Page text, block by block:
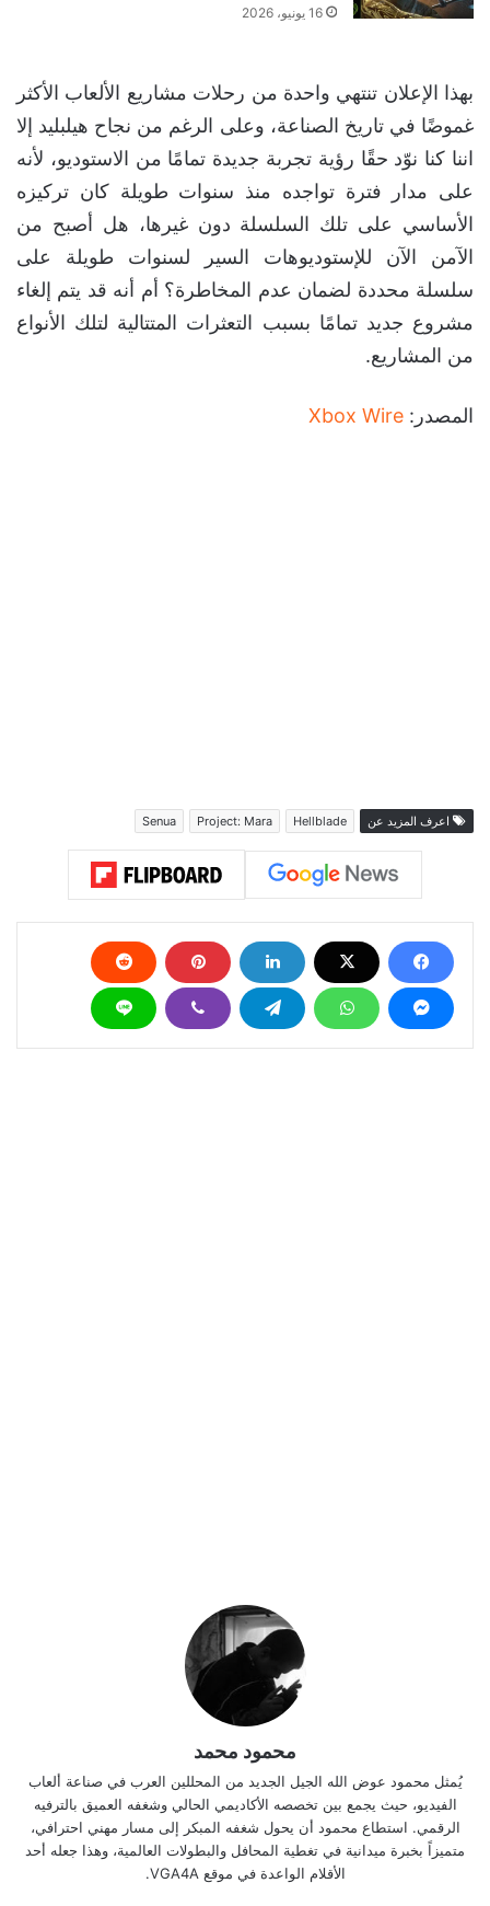
16 يونيو، 2026
بهذا الإعلان تنتهي واحدة من رحلات مشاريع الألعاب الأكثر
غموضًا في تاريخ الصناعة، وعلى الرغم من نجاح هيلبليد إلا
اننا كنا نوّد حقًا رؤية تجربة جديدة تمامًا من الاستوديو، لأنه
على مدار فترة تواجده منذ سنوات طويلة كان تركيزه
الأساسي على تلك السلسلة دون غيرها، هل أصبح من
الآمن الآن للإستوديوهات السير لسنوات طويلة على
سلسلة محددة لضمان عدم المخاطرة؟ أم أنه قد يتم إلغاء
مشروع جديد تمامًا بسبب التعثرات المتتالية لتلك الأنواع
من المشاريع.
المصدر: Xbox Wire
اعرف المزيد عن Hellblade
Project: Mara
Senua
محمود محمد
يُمثل محمود عوض الله الجيل الجديد من المحللين العرب في صناعة ألعاب
الفيديو، حيث يجمع بين تخصصه الأكاديمي الحالي وشغفه العميق بالترفيه
الرقمي. استطاع محمود أن يحول شغفه المبكر إلى مسار مهني احترافي،
متميزاً بخبرة ميدانية في تغطية المحافل والبطولات العالمية، وهذا جعله أحد
الأقلام الواعدة في موقع VGA4A.